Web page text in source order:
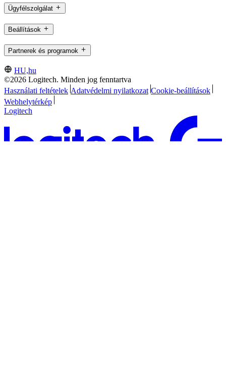
Ügyfélszolgálat
Beállítások
Partnerek és programok
HU,hu
©2026 Logitech. Minden jog fenntartva
Használati feltételek Adatvédelmi nyilatkozat Cookie-beállítások
Webhelytérkép
Logitech